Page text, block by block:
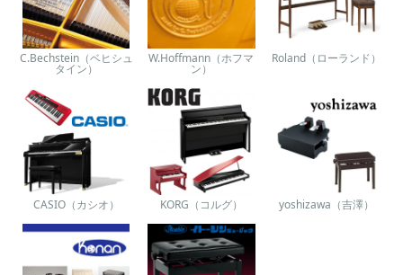
C.Bechstein（ベヒシュ
タイン）
W.Hoffmann（ホフマ
ン）
Roland（ローランド）
CASIO（カシオ） KORG（コルグ） yoshizawa（吉澤）